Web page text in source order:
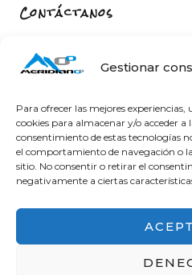
Gestionar
Para ofrecer las mejores
cookies para almacenar y/o acceder
consentimiento de estas tecnologías
el comportamiento de navegación o
sitio. No consentir o retirar el
negativamente a ciertas
Contáctanos
Castelló
info@meridiano-0.com
@ 2025 Diseñado byClicacs.com